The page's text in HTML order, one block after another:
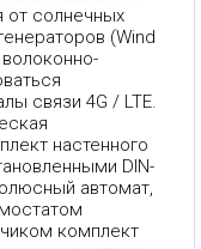
от солнечных
(Wind
связи 4G / LTE.
настенного
DIN-
автомат,
комплект